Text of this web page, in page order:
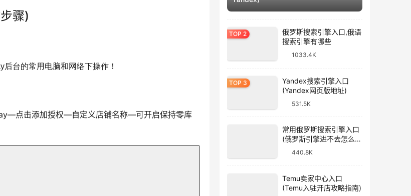
骤)
台的常用电脑和网络下操作！
点击添加授权—自定义店铺名称—可开启保持零库
俄罗斯搜索引擎入口,俄语
搜索引擎有哪些
1033.4K
Yandex搜索引擎入口
(Yandex网页版地址)
531.5K
常用俄罗斯搜索引擎入口
(俄罗斯引擎进不去怎么
440.8K
Temu卖家中心入口
(Temu入驻开店攻略指南)